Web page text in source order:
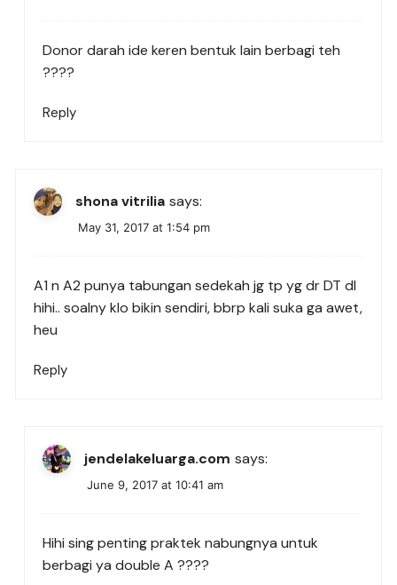
Donor darah ide keren bentuk lain berbagi teh
????
Reply
shona vitrilia says:
May 31, 2017 at 1:54 pm
A1 n A2 punya tabungan sedekah jg tp yg dr DT dl
hihi.. soalny klo bikin sendiri, bbrp kali suka ga awet,
heu
Reply
jendelakeluarga.com says:
June 9, 2017 at 10:41 am
Hihi sing penting praktek nabungnya untuk
berbagi ya double A ????